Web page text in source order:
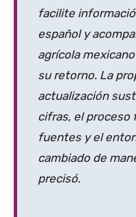
facilite
español y
agrícola
su retorno. La
actualización
cifras, el proceso
fuentes y el
cambiado de
precisó.